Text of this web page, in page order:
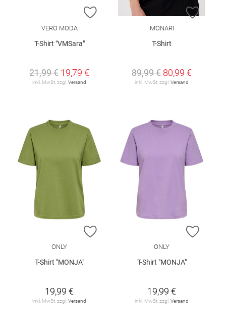
ZUR WUNSCHLISTE HINZUFÜGEN
VERO MODA
T-Shirt "VMSara"
21,99 € 19,79 €
inkl. MwSt. zzgl. Versand
ZUR
MONARI
T-Shirt
89,99 € 80,99 €
inkl. MwSt. zzgl. Versand
ZUR WUNSCHLISTE HINZUFÜGEN
ONLY
T-Shirt "MONJA"
19,99 €
inkl. MwSt. zzgl.Versand
ZUR
ONLY
T-Shirt "MONJA"
19,99 €
inkl. MwSt. zzgl.Versand